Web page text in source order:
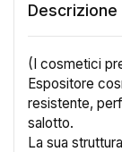
Descrizione
(I cosmetici
Espositore
resistente,
salotto.
La sua